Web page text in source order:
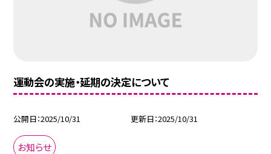
運動会の実施・延期の決定について
公開日 2025/10/31 更新日 2025/10/31
お知らせ